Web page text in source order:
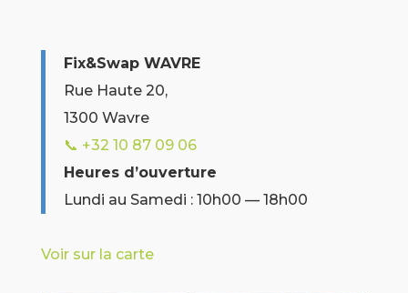
Fix&Swap WAVRE
Rue Haute 20,
1300 Wavre
📞 +32 10 87 09 06
Heures d’ouverture
Lundi au Samedi : 10h00 — 18h00
Voir sur la carte